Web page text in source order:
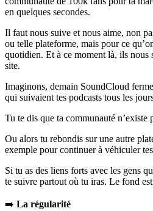
en quelques secondes.
Il faut nous suive et nous aime, non
ou telle plateforme, mais pour ce
quotidien. Et à ce moment là, ils nous
site.
Imaginons, demain SoundCloud
qui suivaient tes podcasts tous les
Tu te dis que ta communauté n’existe
Ou alors tu rebondis sur une autre
exemple pour continuer à véhiculer tes
Si tu as des liens forts avec les gens
te suivre partout où tu iras. Le fond
➡️ La régularité